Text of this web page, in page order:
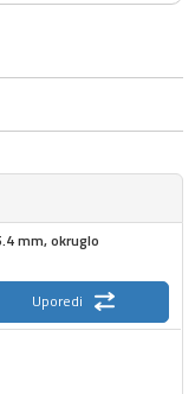
mm, okruglo
Uporedi